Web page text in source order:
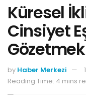
Küresel
Cinsiyet
by Haber Merkezi
Reading Time: 4 mins